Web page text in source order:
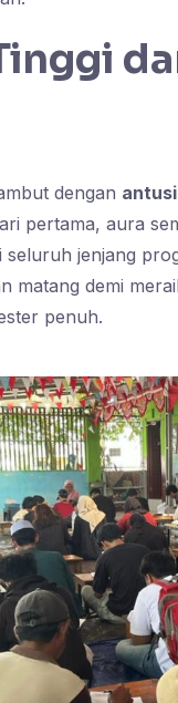
dengan
pertama, aura
seluruh jenjang
matang demi
penuh.